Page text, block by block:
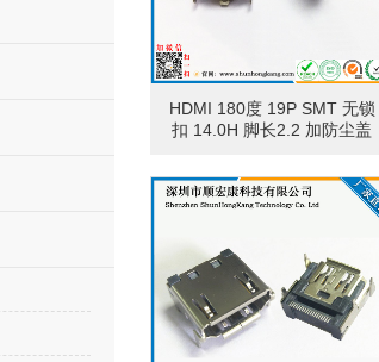
HDMI 180度 19P SMT 无锁
扣 14.0H 脚长2.2 加防尘盖